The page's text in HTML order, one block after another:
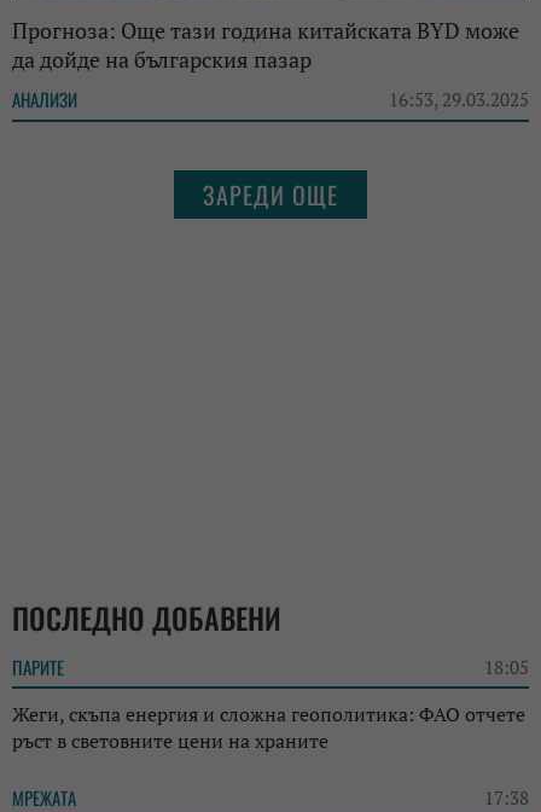
Прогноза: Още тази година китайската BYD може
да дойде на българския пазар
АНАЛИЗИ 16:53, 29.03.2025
ЗАРЕДИ ОЩЕ
ПОСЛЕДНО ДОБАВЕНИ
ПАРИТЕ 18:05
Жеги, скъпа енергия и сложна геополитика: ФАО отчете
ръст в световните цени на храните
МРЕЖАТА 17:38